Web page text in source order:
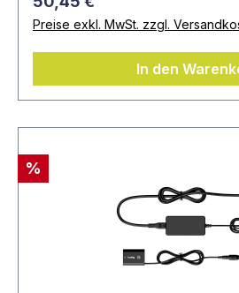
Preise exkl. MwSt. zzgl.
In den
%